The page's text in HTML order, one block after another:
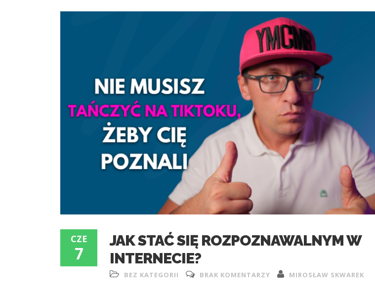
CZE
7
JAK STAĆ SIĘ ROZPOZNAWALNYM W
INTERNECIE?
BEZ KATEGORII BRAK KOMENTARZY MIROSŁAW SKWAREK